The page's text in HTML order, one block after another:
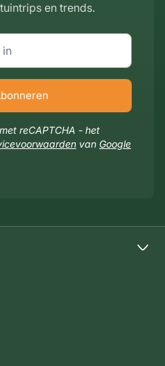
en trends.
reCAPTCHA - het
van Google